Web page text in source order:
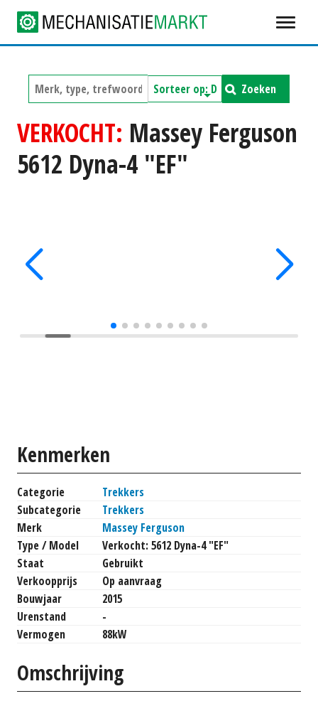
Zoeken
VERKOCHT: Massey Ferguson
5612 Dyna-4 "EF"
Kenmerken
Categorie
Trekkers
Subcategorie
Trekkers
Merk
Massey Ferguson
Type / Model
Verkocht: 5612 Dyna-4 "EF"
Staat
Gebruikt
Verkoopprijs
Op aanvraag
Bouwjaar
2015
Urenstand
-
Vermogen
88kW
Omschrijving